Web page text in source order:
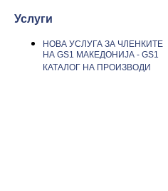
Услуги
НОВА УСЛУГА ЗА ЧЛЕНКИТЕ
НА GS1 МАКЕДОНИЈА - GS1
КАТАЛОГ НА ПРОИЗВОДИ